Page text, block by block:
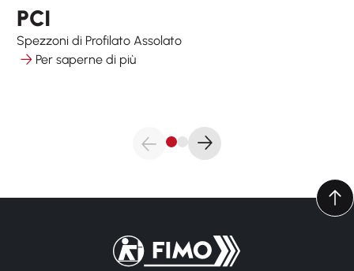
PCI
Spezzoni di Profilato Assolato
Per saperne di più
Torna alla pagina iniziale